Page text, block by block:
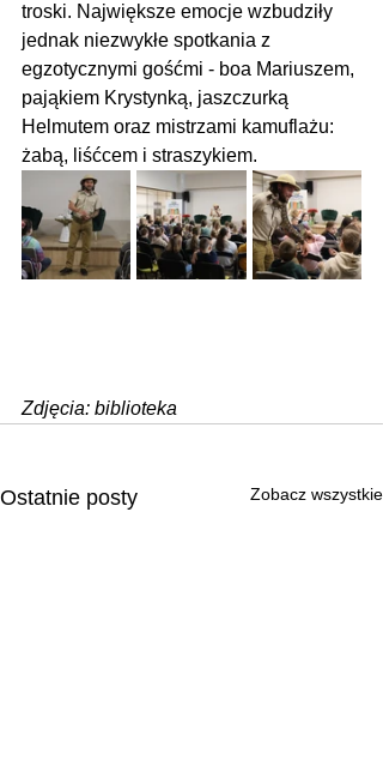
troski. Największe emocje wzbudziły
jednak niezwykłe spotkania z
egzotycznymi gośćmi - boa Mariuszem,
pająkiem Krystynką, jaszczurką
Helmutem oraz mistrzami kamuflażu:
żabą, liśćcem i straszykiem.
Zdjęcia: biblioteka
Ostatnie posty Zobacz wszystkie